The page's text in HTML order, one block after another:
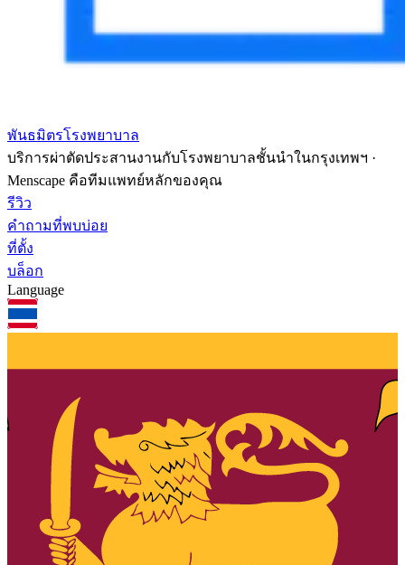
พันธมิตรโรงพยาบาล
บริการผ่าตัดประสานงานกับโรงพยาบาลชั้นนำในกรุงเทพฯ ·
Menscape คือทีมแพทย์หลักของคุณ
รีวิว
คำถามที่พบบ่อย
ที่ตั้ง
บล็อก
Language